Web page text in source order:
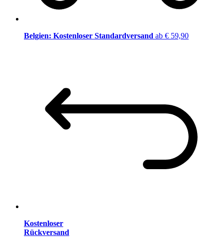
Belgien: Kostenloser Standardversand ab € 59,90
Kostenloser
Rückversand